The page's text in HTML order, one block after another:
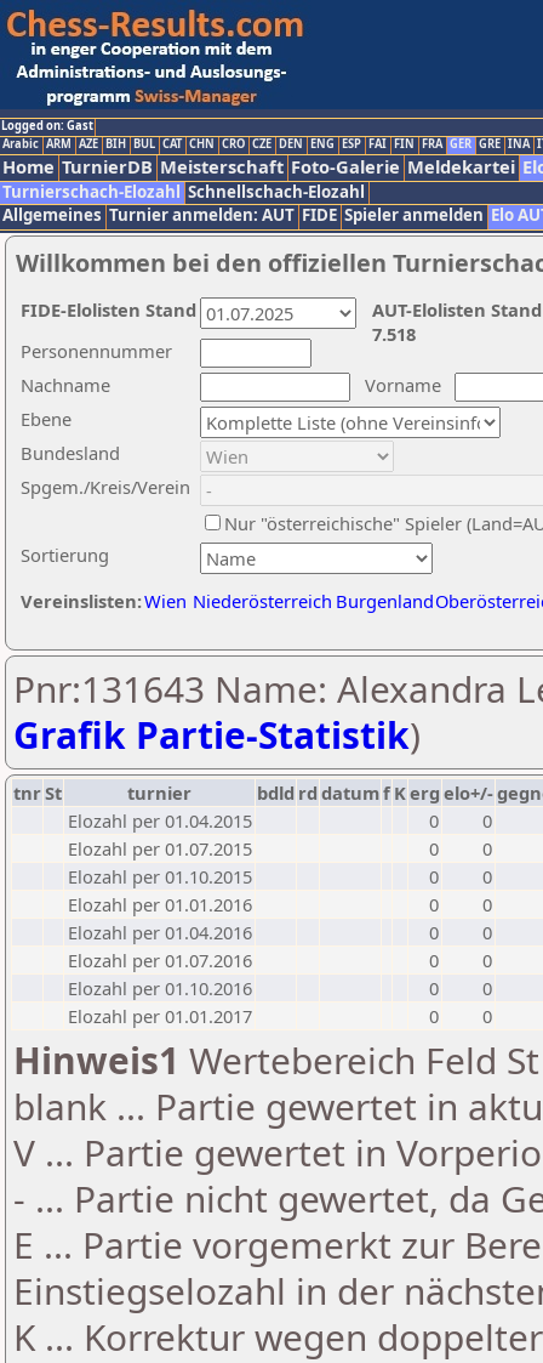
Logged on: Gast
Arabic ARM AZE BIH BUL CAT CHN CRO CZE DEN ENG ESP FAI FIN FRA GER GRE INA
Home TurnierDB Meisterschaft Foto-Galerie Meldekartei
Turnierschach-Elozahl Schnellschach-Elozahl
Allgemeines Turnier anmelden: AUT FIDE Spieler anmelden Elo
Willkommen bei den offiziellen
Nachname
Vorname
Ebene
Sortierung
Personennummer
Bundesland
Spgem./Kreis/Verein
Nur "österreichische" Spieler
Vereinslisten:Wien Niederösterreich Burgenland
AUT-Elolisten
7.518
FIDE-Elolisten Stand
Pnr:131643 Name: Alexandra
Grafik Partie-Statistik)
tnrSt turnier bdld rd datumf Kerg elo+/-
Elozahl per 01.04.2015
0
0
Elozahl per 01.07.2015
0
0
Elozahl per 01.10.2015
0
0
Elozahl per 01.01.2016
0
0
Elozahl per 01.04.2016
0
0
Elozahl per 01.07.2016
0
0
Elozahl per 01.10.2016
0
0
Elozahl per 01.01.2017
0 0
Hinweis1 Wertebereich Feld
blank ... Partie gewertet in
V ... Partie gewertet in
- ... Partie nicht gewertet, da
E ... Partie vorgemerkt zur
Einstiegselozahl in der
K ... Korrektur wegen